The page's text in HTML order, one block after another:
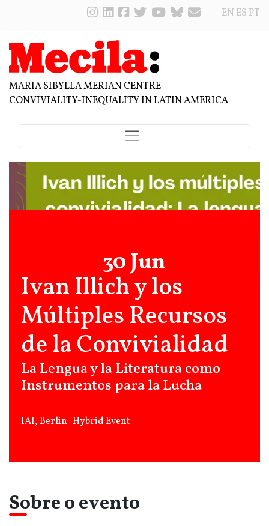
EN ES PT
MARIA SIBYLLA MERIAN CENTRE
CONVIVIALITY-INEQUALITY IN LATIN AMERICA
30 Jun
Ivan Illich y los
Múltiples Recursos
de la Convivialidad
La Lengua y la Literatura como
Instrumentos para la Lucha
IAI, Berlin | Hybrid Event
Sobre o evento